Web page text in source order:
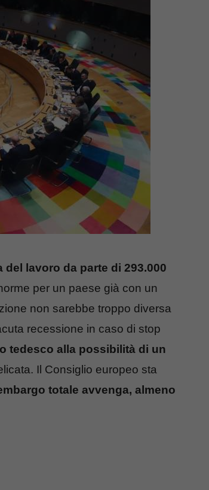
del lavoro da parte di 293.000
per un paese già con un
non sarebbe troppo diversa
recessione in caso di stop
tedesco alla possibilità di un
Il Consiglio europeo sta
totale avvenga, almeno